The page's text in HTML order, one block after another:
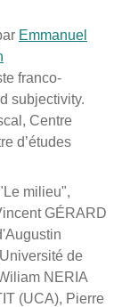
Emmanuel
franco-
subjectivity.
Centre
d’études
milieu",
GÉRARD
de
NERIA
(UCA), Pierre